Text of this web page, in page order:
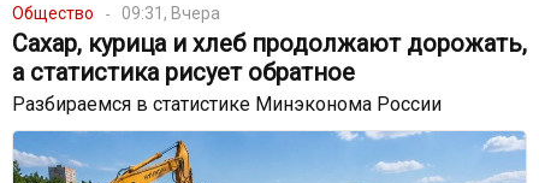
Общество 09:31, Вчера
Сахар, курица и хлеб продолжают дорожать,
а статистика рисует обратное
Разбираемся в статистике Минэконома России